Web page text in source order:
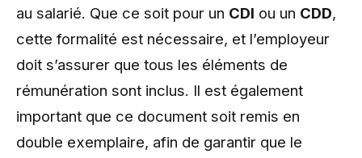
au salarié. Que ce soit pour un CDI ou un CDD,
cette formalité est nécessaire, et l’employeur
doit s’assurer que tous les éléments de
rémunération sont inclus. Il est également
important que ce document soit remis en
double exemplaire, afin de garantir que le